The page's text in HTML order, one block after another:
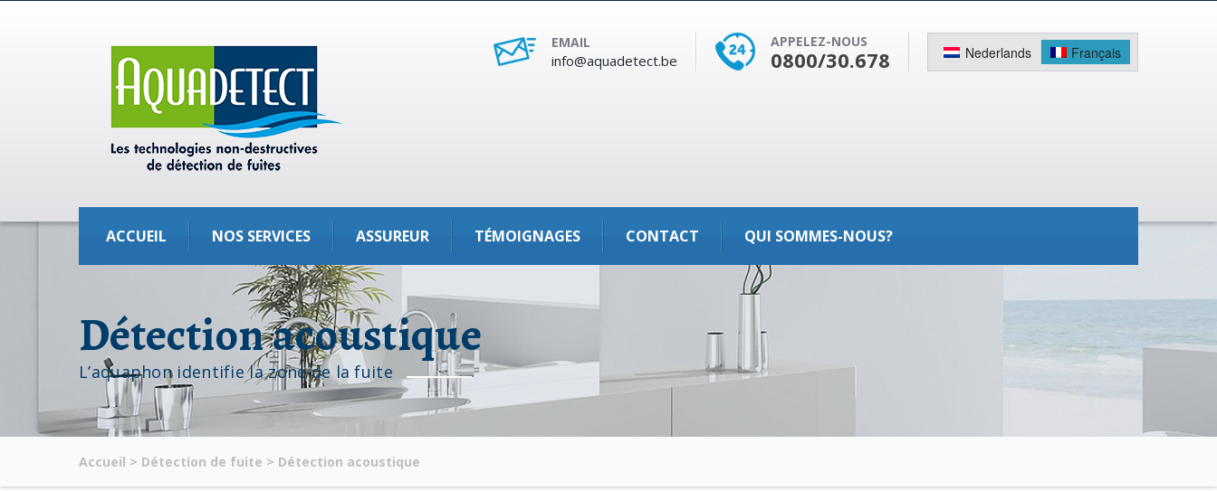
EMAIL
info@aquadetect.be
APPELEZ-NOUS
0800/30.678 Nederlands Français
ACCUEIL NOS SERVICES ASSUREUR TÉMOIGNAGES CONTACT QUI SOMMES-NOUS?
Détection acoustique
L’aquaphon identifie la zone de la fuite
Accueil > Détection de fuite > Détection acoustique